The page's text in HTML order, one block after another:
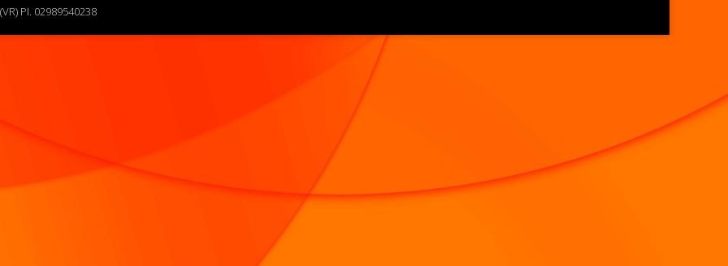
PI. 02989540238